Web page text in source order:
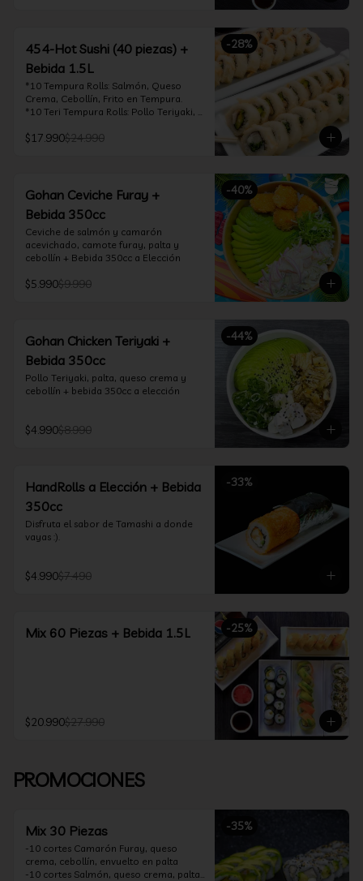
salmón y bañado en salsa acevichada
*10 Tempura Rolls: Salmón, Queso
Crema, Cebollín, Frito en Tempura.
*Incluye 2 palitos, 2 soya 30ml, 1 salsa
teriyaki 30ml
-28%
454-Hot Sushi (40 piezas) +
Bebida 1.5L
*10 Tempura Rolls: Salmón, Queso
Crema, Cebollín, Frito en Tempura.
*10 Teri Tempura Rolls: Pollo Teriyaki,
Tempura
Queso Crema y Cebollín, frito en
tempura
*Incluye 2 palitos, 2 soya 30ml, 1 salsa
teriyaki 30ml
$17.990$24.990
-40%
Gohan Ceviche Furay +
Bebida 350cc
Ceviche de salmón y camarón
acevichado, camote furay, palta y
cebollín + Bebida 350cc a Elección
$5.990$9.990
-44%
Gohan Chicken Teriyaki +
Bebida 350cc
Pollo Teriyaki, palta, queso crema y
cebollín + bebida 350cc a elección
$4.990$8.990
-33%
HandRolls a Elección + Bebida
350cc
Disfruta el sabor de Tamashi a donde
vayas :).
$4.990$7.490
-25%
Mix 60 Piezas + Bebida 1.5L
$20.990$27.990
PROMOCIONES
-35%
Mix 30 Piezas
-10 cortes Camarón Furay, queso
crema, cebollín, envuelto en palta
-10 cortes Salmón, queso crema, palta,